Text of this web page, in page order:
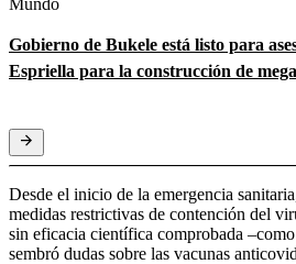
Gobierno de Bukele está listo para
Espriella para la construcción de
Desde el inicio de la emergencia
medidas restrictivas de contención del
sin eficacia científica comprobada
sembró dudas sobre las vacunas